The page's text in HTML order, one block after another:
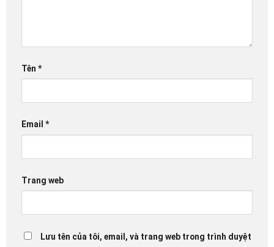
Tên *
Email *
Trang web
Lưu tên của tôi, email, và trang web trong trình duyệt